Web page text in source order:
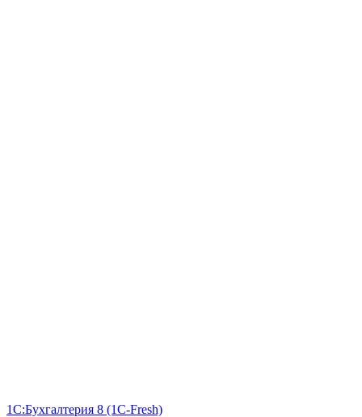
1С:Бухгалтерия 8 (1С-Fresh)